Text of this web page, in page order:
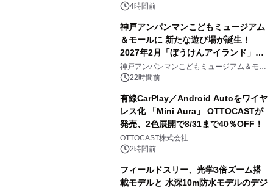
アートギャラリー
4時間前
神戸アンパンマンこどもミュージアム
＆モールに 新たな遊び場が誕生！
2027年2月「ぼうけんアイランド」が
オープン
神戸アンパンマンこどもミュージアム＆モー
ル 22時間前
有線CarPlay／Android Autoをワイヤ
レス化 「Mini Aura」 OTTOCASTが
発売、2色展開で8/31まで40％OFF！
OTTOCAST株式会社
2時間前
フィールドスリー、光学3倍ズーム搭
載モデルと 水深10m防水モデルのデジ